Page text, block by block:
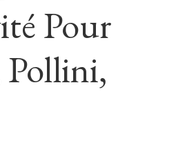
Pour
Pollini,